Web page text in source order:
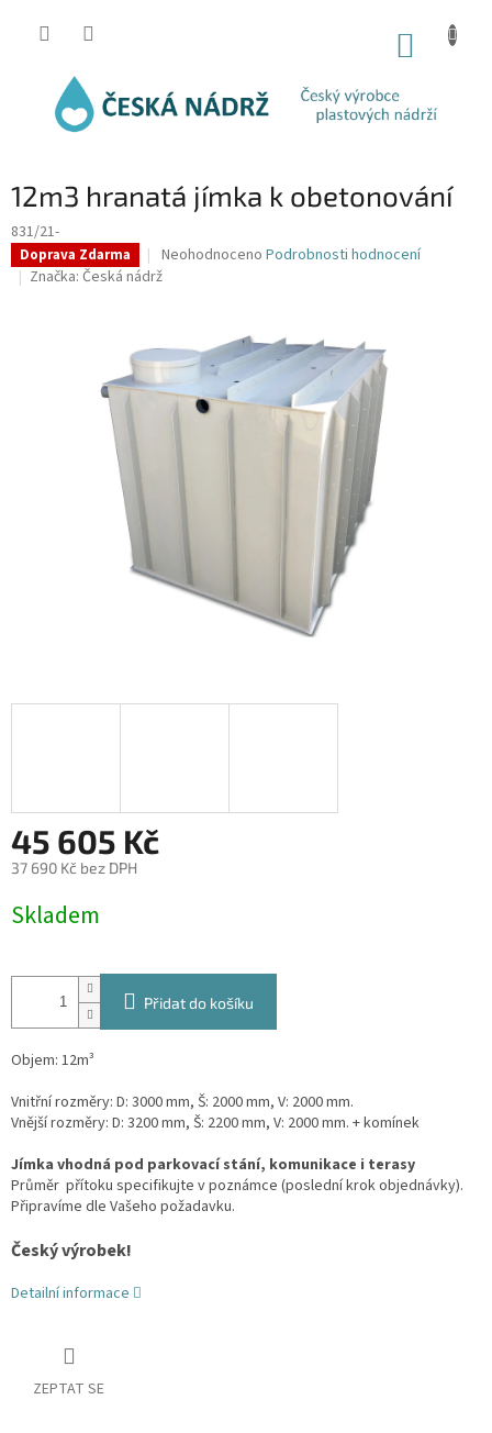
12m3 hranatá jímka k obetonování
831/21-
Doprava Zdarma
Průměrné
hodnocení
z
5
hvězdiček.
Neohodnoceno Podrobnosti hodnocení
Značka: Česká nádrž
45 605 Kč
37 690 Kč bez DPH
cena:
Skladem
Přidat do košíku
Objem: 12m³
Vnitřní rozměry: D: 3000 mm, Š: 2000 mm, V: 2000 mm.
Vnější rozměry: D: 3200 mm, Š: 2200 mm, V: 2000 mm. + komínek
Jímka vhodná pod parkovací stání, komunikace i terasy
Průměr přítoku specifikujte v poznámce (poslední krok objednávky).
Připravíme dle Vašeho požadavku.
Český výrobek!
Detailní informace
ZEPTAT SE